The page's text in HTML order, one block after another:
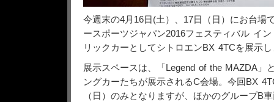
今週末の4月16日(土）、17日（日）にお台場
ースポーツジャパン2016フェスティバル イ
リックカーとしてシトロエンBX 4TCを展示
展示スペースは、「Legend of the MAZDA」
ングカーたちが展示されるC会場。今回BX
（日）のみとなりますが、ほかのグループB